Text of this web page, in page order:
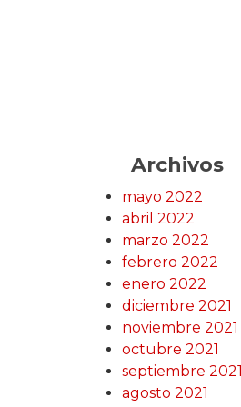
Archivos
mayo 2022
abril 2022
marzo 2022
febrero 2022
enero 2022
diciembre 2021
noviembre 2021
octubre 2021
septiembre 2021
agosto 2021